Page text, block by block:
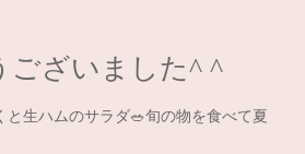
ございました^ ^
と生ハムのサラダ🥗旬の物を食べて夏